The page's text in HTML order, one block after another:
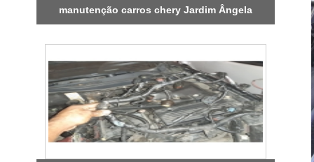
manutenção carros chery Jardim Ângela